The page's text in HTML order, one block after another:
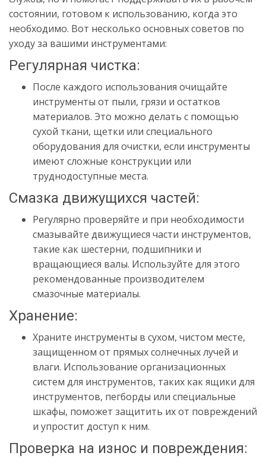
состоянии, готовом к использованию, когда это
необходимо. Вот несколько основных советов по
уходу за вашими инструментами:
Регулярная чистка:
После каждого использования очищайте
инструменты от пыли, грязи и остатков
материалов. Это можно делать с помощью
сухой ткани, щетки или специального
оборудования для очистки, если инструменты
имеют сложные конструкции или
труднодоступные места.
Смазка движущихся частей:
Регулярно проверяйте и при необходимости
смазывайте движущиеся части инструментов,
такие как шестерни, подшипники и
вращающиеся валы. Используйте для этого
рекомендованные производителем
смазочные материалы.
Хранение:
Храните инструменты в сухом, чистом месте,
защищенном от прямых солнечных лучей и
влаги. Использование организационных
систем для инструментов, таких как ящики для
инструментов, пегборды или специальные
шкафы, поможет защитить их от повреждений
и упростит доступ к ним.
Проверка на износ и повреждения: